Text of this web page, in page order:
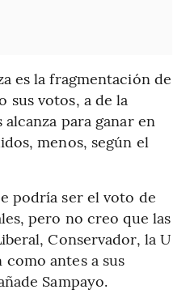
es la fragmentación de
sus votos, a de la
para ganar en
menos, según el
podría ser el voto de
pero no creo que las
Conservador, la U
como antes a sus
Sampayo.